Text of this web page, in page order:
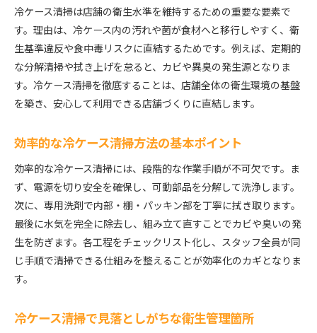
冷ケース清掃に使いやすい飲食店掃除道具の選び
方
スタッフが理解しやすい冷ケース清掃マニュアル
作成術
飲食店の衛生基準を満たす冷ケース清掃のコツ
厨房にも応用できる冷ケース清掃の実践例
冷ケース清掃を効率化する作業準備と流れ
冷ケース清掃に欠かせない基本の5手順解説
店舗で実践できる清掃手順のタイムマネジメント
冷ケース清掃の効率化とスタッフへの伝え方
清掃負担を減らす冷ケース清掃の工夫
店舗全体に浸透する清掃マニュアル作りのコツ
冷ケース清掃は店舗の衛生水準を維持するための重要な要素で
す。理由は、冷ケース内の汚れや菌が食材へと移行しやすく、衛
生基準違反や食中毒リスクに直結するためです。例えば、定期的
な分解清掃や拭き上げを怠ると、カビや異臭の発生源となりま
す。冷ケース清掃を徹底することは、店舗全体の衛生環境の基盤
を築き、安心して利用できる店舗づくりに直結します。
効率的な冷ケース清掃方法の基本ポイント
効率的な冷ケース清掃には、段階的な作業手順が不可欠です。ま
ず、電源を切り安全を確保し、可動部品を分解して洗浄します。
次に、専用洗剤で内部・棚・パッキン部を丁寧に拭き取ります。
最後に水気を完全に除去し、組み立て直すことでカビや臭いの発
生を防ぎます。各工程をチェックリスト化し、スタッフ全員が同
じ手順で清掃できる仕組みを整えることが効率化のカギとなりま
す。
冷ケース清掃で見落としがちな衛生管理箇所